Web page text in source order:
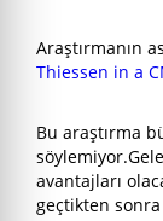
Araştırmanın
Thiessen in a
Bu araştırma
avantajları
geçtikten